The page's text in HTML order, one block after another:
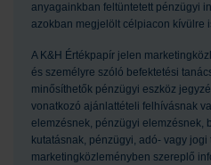
anyagainkban feltüntetett pénzügyi
azokban megjelölt célpiacon kívülre
A K&H Értékpapír jelen
és személyre szóló befektetési
minősíthetők pénzügyi eszköz
vonatkozó ajánlattételi felhívásnak
elemzésnek, pénzügyi elemzésnek,
kutatásnak, pénzügyi, adó- vagy
marketingközleményben szereplő